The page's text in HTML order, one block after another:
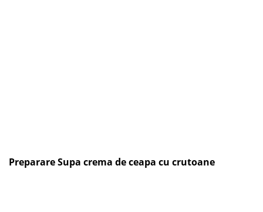
PreparareSupa crema de ceapa cu crutoane